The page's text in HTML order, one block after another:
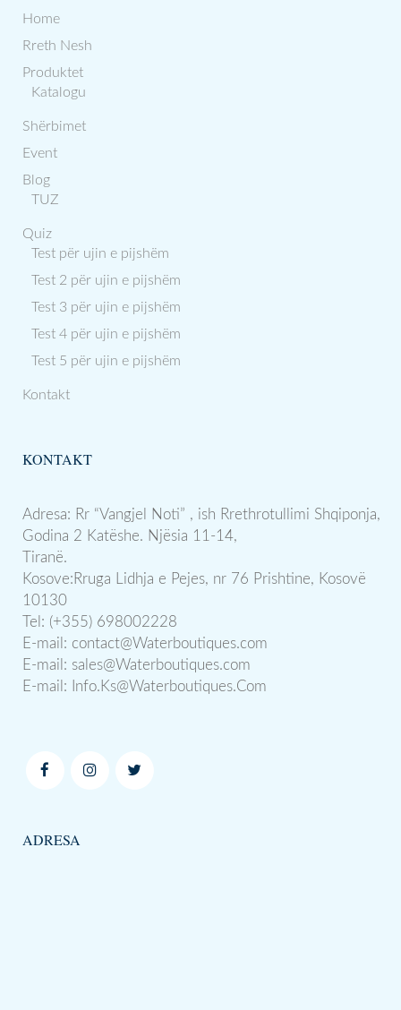
Home
Rreth Nesh
Produktet
Katalogu
Shërbimet
Event
Blog
TUZ
Quiz
Test për ujin e pijshëm
Test 2 për ujin e pijshëm
Test 3 për ujin e pijshëm
Test 4 për ujin e pijshëm
Test 5 për ujin e pijshëm
Kontakt
KONTAKT
Adresa: Rr “Vangjel Noti” , ish Rrethrotullimi Shqiponja,
Godina 2 Katëshe. Njësia 11-14,
Tiranë.
Kosove:Rruga Lidhja e Pejes, nr 76 Prishtine, Kosovë
10130
Tel: (+355) 698002228
E-mail: contact@Waterboutiques.com
E-mail: sales@Waterboutiques.com
E-mail:
Info.Ks@Waterboutiques.Com
ADRESA